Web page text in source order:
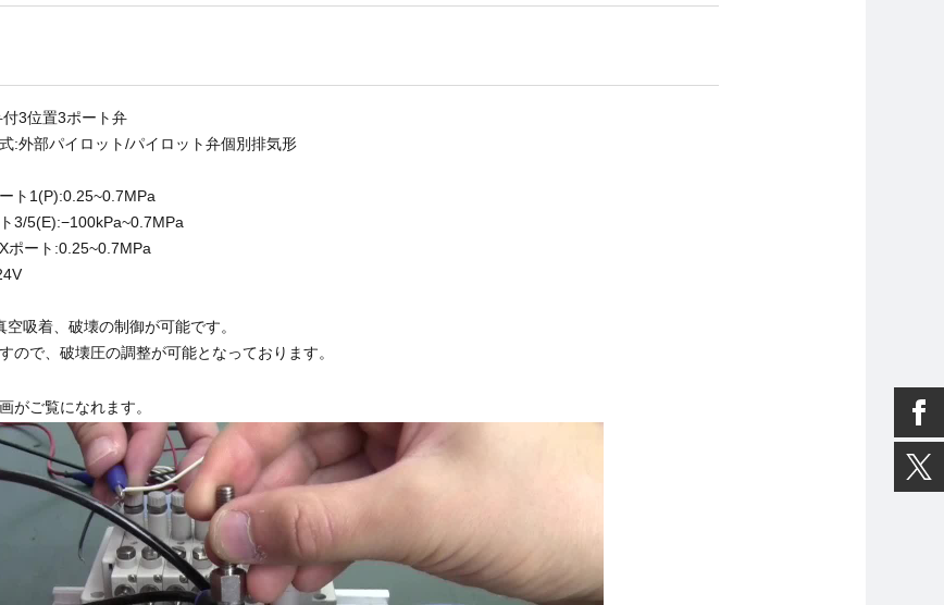
3位置3ポート弁
:外部パイロット/パイロット弁個別排気形
ト1(P):0.25~0.7MPa
3/5(E):−100kPa~0.7MPa
ポート:0.25~0.7MPa
吸着、破壊の制御が可能です。
ので、破壊圧の調整が可能となっております。
がご覧になれます。